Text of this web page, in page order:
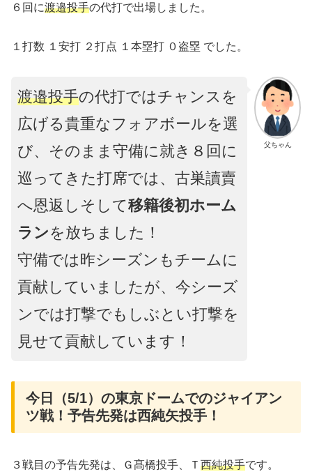
６回に渡邉投手の代打で出場しました。
１打数 １安打 ２打点 １本塁打 ０盗塁 でした。
父ちゃん
渡邉投手の代打ではチャンスを
広げる貴重なフォアボールを選
び、そのまま守備に就き８回に
巡ってきた打席では、古巣讀賣
へ恩返しそして移籍後初ホーム
ランを放ちました！
守備では昨シーズンもチームに
貢献していましたが、今シーズ
ンでは打撃でもしぶとい打撃を
見せて貢献しています！
今日（5/1）の東京ドームでのジャイアン
ツ戦！予告先発は西純矢投手！
３戦目の予告先発は、Ｇ髙橋投手、Ｔ 西純投手です。